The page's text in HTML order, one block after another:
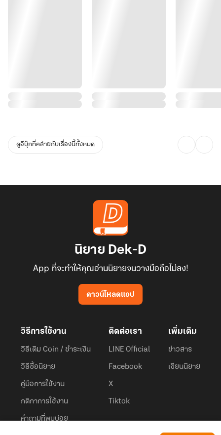
ดูอีบุ๊กที่คล้ายกับเรื่องนี้ทั้งหมด
นิยาย Dek-D
App ที่จะทำให้คุณอ่านนิยายจนวางมือถือไม่ลง!
ดาวน์โหลดแอป
วิธีการใช้งาน
วิธีเติม Coin / ชำระเงิน
วิธีซื้อนิยาย
คู่มือการใช้งาน
กติกาการใช้งาน
คำถามที่พบบ่อย
ติดต่อเรา
LINE Official
Facebook
X
Tiktok
เพิ่มเติม
ข่าวสาร
เขียนนิยาย